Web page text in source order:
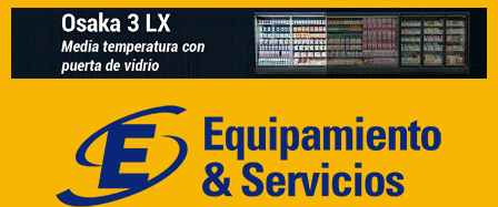
Saltar
contenido